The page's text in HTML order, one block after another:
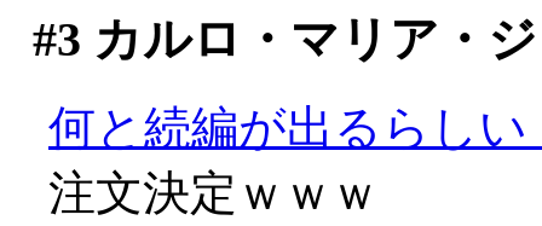
#3 カルロ・マリア・
何と続編が出るらし
注文決定ｗｗｗ